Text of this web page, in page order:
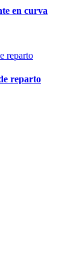
en curva
reparto